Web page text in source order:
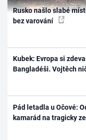
Rusko našlo slabé
bez varování
Kubek: Evropa si
Bangladéši. Vojtěch
Pád letadla u Očové:
kamarád na tragicky